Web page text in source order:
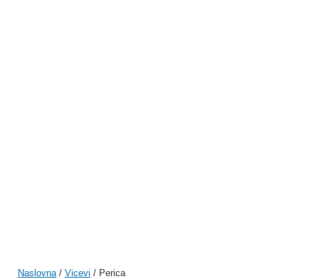
Naslovna/ Vicevi / Perica